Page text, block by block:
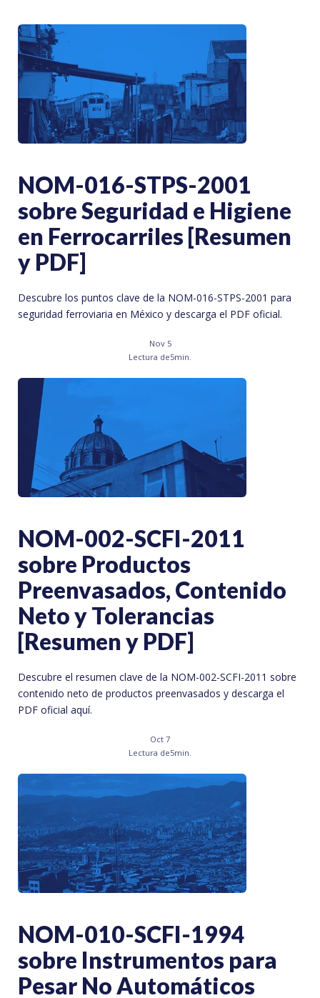
NOM-016-STPS-2001
sobre Seguridad e Higiene
en Ferrocarriles [Resumen
y PDF]
Descubre los puntos clave de la NOM-016-STPS-2001 para
seguridad ferroviaria en México y descarga el PDF oficial.
Nov 5
Lectura de5min.
NOM-002-SCFI-2011
sobre Productos
Preenvasados, Contenido
Neto y Tolerancias
[Resumen y PDF]
Descubre el resumen clave de la NOM-002-SCFI-2011 sobre
contenido neto de productos preenvasados y descarga el
PDF oficial aquí.
Oct 7
Lectura de5min.
NOM-010-SCFI-1994
sobre Instrumentos para
Pesar No Automáticos